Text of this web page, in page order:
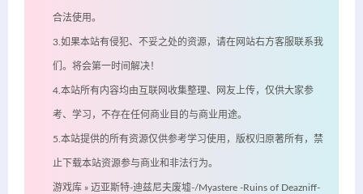
合法使用。
3.如果本站有侵犯、不妥之处的资源，请在网站右方客服联系我
们。将会第一时间解决！
4.本站所有内容均由互联网收集整理、网友上传，仅供大家参
考、学习，不存在任何商业目的与商业用途。
5.本站提供的所有资源仅供参考学习使用，版权归原著所有，禁
止下载本站资源参与商业和非法行为。
游戏库 » 迈亚斯特-迪兹尼夫废墟-/Myastere -Ruins of Deazniff-